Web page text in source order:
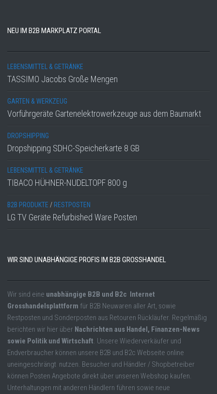
NEU IM B2B MARKPLATZ PORTAL
LEBENSMITTEL & GETRÄNKE
TASSIMO Jacobs Große Mengen
GARTEN & WERKZEUG
Vorführgeräte Gartenelektrowerkzeuge aus dem Baumarkt
DROPSHIPPING
Dropshipping SDHC-Speicherkarte 8 GB
LEBENSMITTEL & GETRÄNKE
TIBACO HÜHNER-NUDELTOPF 800 g
B2B PRODUKTE /RESTPOSTEN
LG TV Geräte Refurbished Ware Posten
WIR SIND UNABHÄNGIGE PROFIS IM B2B GROSSHANDEL
Wir sind eine unabhängige B2B und B2c Internet
Grosshandelsplattform für B2B Neuwaren aller Art, sowie
Restposten und Sonderposten aus Retouren Rückläufer. Regelmäßig
berichten wir hier über Nachrichten aus Handel, Finanzen-News
sowie Politik und Wirtschaft . Unsere Wiederverkäufer und
Endverbraucher können unsere B2B und B2c Webseite online
uneingeschrängt nutzen. Besucher und Händler / Shopbetreiber
können Posten Angebote direkt über unseren Webshop kaufen.
Unterhaltungen mit anderen Händlern führen sowie neue